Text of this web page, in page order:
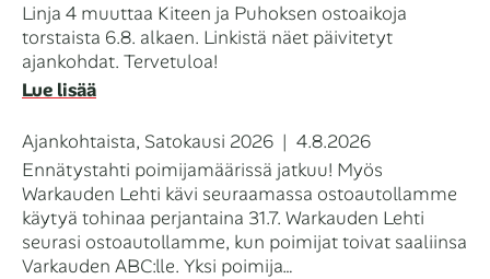
Linja 4 muuttaa Kiteen ja Puhoksen ostoaikoja
torstaista 6.8. alkaen. Linkistä näet päivitetyt
ajankohdat. Tervetuloa!
Lue lisää
Kategoriat
Ajankohtaista, Satokausi 2026 Julkaistu
4.8.2026
Ennätystahti poimijamäärissä jatkuu! Myös
Warkauden Lehti kävi seuraamassa ostoautollamme
käytyä tohinaa perjantaina 31.7. Warkauden Lehti
seurasi ostoautollamme, kun poimijat toivat saaliinsa
Varkauden ABC:lle. Yksi poimija…